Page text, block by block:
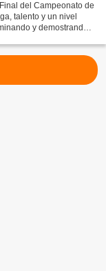
del Campeonato de
talento y un nivel
y demostrando